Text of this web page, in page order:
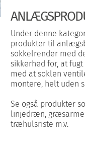
Under denne
produkter til
sokkelrender med
sikkerhed for, at
med at soklen
montere, helt uden
Se også produkter
linjedræn,
træhulsriste m.v.